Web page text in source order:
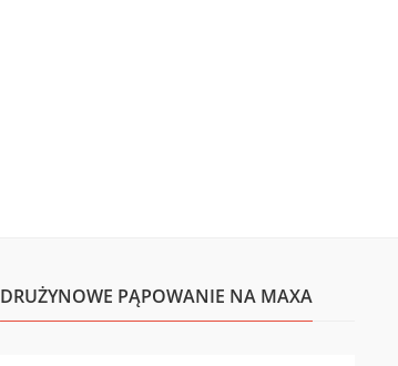
DRUŻYNOWE PĄPOWANIE NA MAXA